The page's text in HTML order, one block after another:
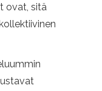
ovat, sitä